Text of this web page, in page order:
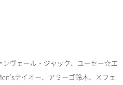
ンヴェール・ジャック、ユーセー☆エ
テイオー、アミーゴ鈴木、×フェ